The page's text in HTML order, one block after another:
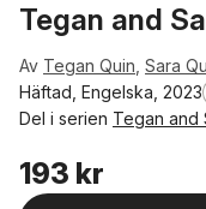
Tegan and
Av Tegan Quin Sara
Häftad, Engelska, 2023
Del i serien Tegan and
193 kr